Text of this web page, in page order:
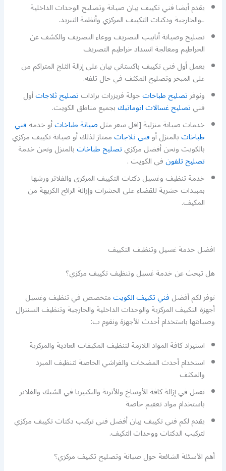
يقدم أيضا فني تكييف بيان صيانة وتصليح الوحدات الداخلية
ـوالخارجية ودكتات التكييف المركزي وأنظمة التبريد.
تصليح وصيانة أنابيب التصريف ووعاء التصريف والكشف عن
الخراطيم ومعالجة انسداد خراطيم التصريف
يعمل أول فني تكييف باكستاني بيان على إزالة الثلج المتراكم من
على المبخر وتصليح المكثف في حال تلفه.
ونوفرتصليح طباخاتجولة فريزرات براداتتصليح ثلاجاتأول
فنيتصليح غسالات اتوماتيكبجميع مناطق الكويت.
خدمات صيانة منزلية [اقل سعر مثلصيانة طباخاتأو خدمةفني
طباخاتبالمنزل أوفني ثلاجاتممتاز لذلك أو صيانة تكييف مركزي
بالكويت ونحن أفضل مركزيتصليح طباخاتبالمنزل ونحن خدمة
تصليح تلفونفي الكويت .
خدمة تنظيف وغسيل دكتات التكييف المركزي والفلاتر ورشها
بمبيدات حشرية للقضاء على الحشرات وإزالة الرائح الكريهة من
المكيف.
افضل خدمة غسيل وتنظيف التكييف
هل تبحث عن خدمة غسيل وتنظيف تكييف مركزي؟
نوفر لكم أفضلفني تكييف الكويتمتخصص في تنظيف وغسيل
أجهزة التكييف المركزية والوحدات الداخلية والخارجية وتنظيف السنترال
وصيانتها باستخدام أحدث الأجهزة ونقوم ب:
استيراد كافة المواد اللازمة لتنظيف المكيفات العادية والمركزية
استخدام أحدث المضخات والفراشي الخاصة لتنظيف المبرد
والمكثف
نعمل في إزالة كافة الأوساخ والأتربة والبكتيريا في الشبك والفلاتر
باستخدام مواد تعقيم خاصة
يقدم لكم فني تكييف بيان أفضل فني تركيب دكتات تكييف مركزي
لتركيب الدكتات ووحدات التكيف.
أهم الأسئلة الشائعة حول صيانة وتصليح تكييف مركزي؟